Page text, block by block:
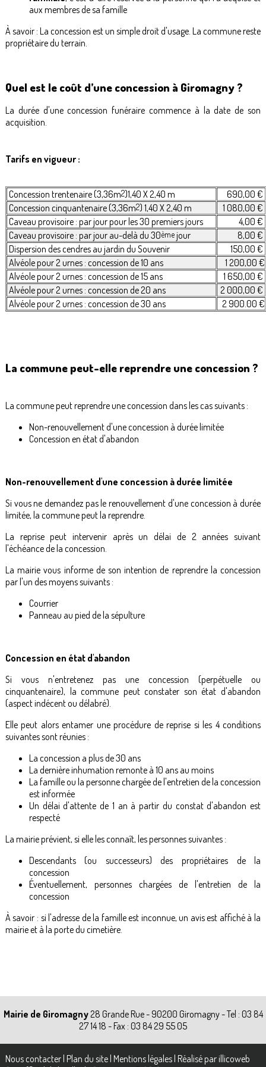
aux membres de sa famille
À savoir : La concession est un simple droit d'usage. La commune reste
propriétaire du terrain.
Quel est le coût d’une concession à Giromagny ?
La durée d'une concession funéraire commence à la date de son
acquisition.
Tarifs en vigueur :
Concession trentenaire (3,36m2)1,40 X 2,40 m
690,00 €
Concession cinquantenaire (3,36m2) 1,40 X 2,40 m
1 080,00 €
Caveau provisoire : par jour pour les 30 premiers jours
4,00 €
Caveau provisoire : par jour au-delà du 30èmejour
8,00 €
Dispersion des cendres au jardin du Souvenir
150,00 €
Alvéole pour 2 urnes : concession de 10 ans
1 200,00 €
Alvéole pour 2 urnes : concession de 15 ans
1 650,00 €
Alvéole pour 2 urnes : concession de 20 ans
2 000,00 €
Alvéole pour 2 urnes : concession de 30 ans
2 900.00 €
La commune peut-elle reprendre une concession ?
La commune peut reprendre une concession dans les cas suivants :
Non-renouvellement d'une concession à durée limitée
Concession en état d'abandon
Non-renouvellement d'une concession à durée limitée
Si vous ne demandez pas le renouvellement d'une concession à durée
limitée, la commune peut la reprendre.
La reprise peut intervenir après un délai de 2 années suivant
l'échéance de la concession.
La mairie vous informe de son intention de reprendre la concession
par l'un des moyens suivants :
Courrier
Panneau au pied de la sépulture
Concession en état d'abandon
Si vous n'entretenez pas une concession (perpétuelle ou
cinquantenaire), la commune peut constater son état d'abandon
(aspect indécent ou délabré).
Elle peut alors entamer une procédure de reprise si les 4 conditions
suivantes sont réunies :
La concession a plus de 30 ans
La dernière inhumation remonte à 10 ans au moins
La famille ou la personne chargée de l'entretien de la concession
est informée
Un délai d'attente de 1 an à partir du constat d'abandon est
respecté
La mairie prévient, si elle les connaît, les personnes suivantes :
Descendants (ou successeurs) des propriétaires de la
concession
Éventuellement, personnes chargées de l'entretien de la
concession
À savoir : si l'adresse de la famille est inconnue, un avis est affiché à la
mairie et à la porte du cimetière.
Mairie de Giromagny28 Grande Rue - 90200 Giromagny - Tel : 03 84
27 14 18 - Fax : 03 84 29 55 05
Nous contacter| Plan du site| Mentions légales| Réalisé par illicoweb